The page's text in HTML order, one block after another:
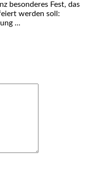
besonderes Fest, das
werden soll:
...